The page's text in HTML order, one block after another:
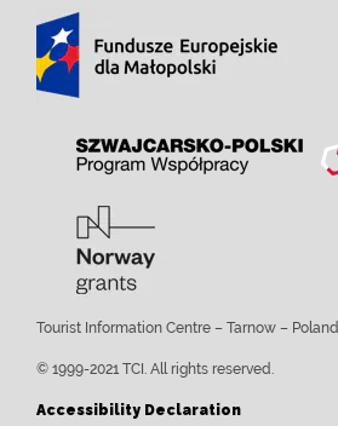
Tourist Information Centre – Tarnow – Poland
© 1999-2021 TCI. All rights reserved.
Accessibility Declaration